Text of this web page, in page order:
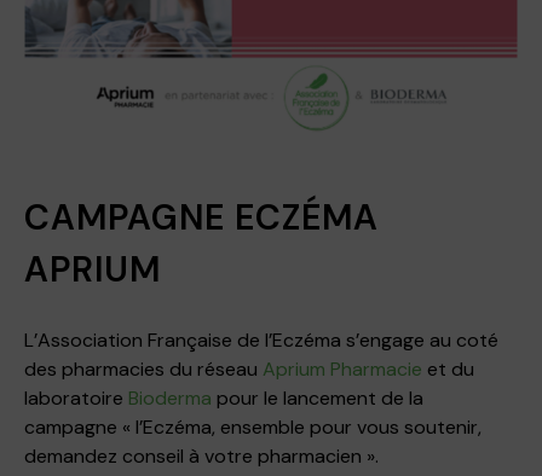
CAMPAGNE ECZÉMA
APRIUM
L’Association Française de l’Eczéma s’engage au coté
des pharmacies du réseau Aprium Pharmacie et du
laboratoire Bioderma pour le lancement de la
campagne « l’Eczéma, ensemble pour vous soutenir,
demandez conseil à votre pharmacien ».